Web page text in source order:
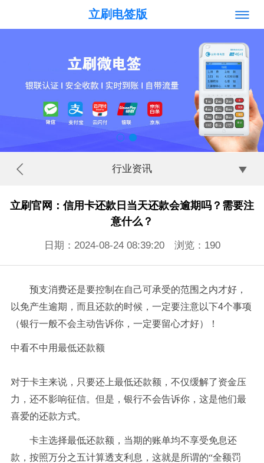
立刷电签版
行业资讯
立刷官网：信用卡还款日当天还款会逾期吗？需要注
意什么？
日期：2024-08-24 08:39:20 浏览： 190
预支消费还是要控制在自己可承受的范围之内才好，
以免产生逾期，而且还款的时候，一定要注意以下4个事项
（银行一般不会主动告诉你，一定要留心才好）！
中看不中用最低还款额
对于卡主来说，只要还上最低还款额，不仅缓解了资金压
力，还不影响征信。但是，银行不会告诉你，这是他们最
喜爱的还款方式。
卡主选择最低还款额，当期的账单均不享受免息还
款，按照万分之五计算透支利息，这就是所谓的“全额罚